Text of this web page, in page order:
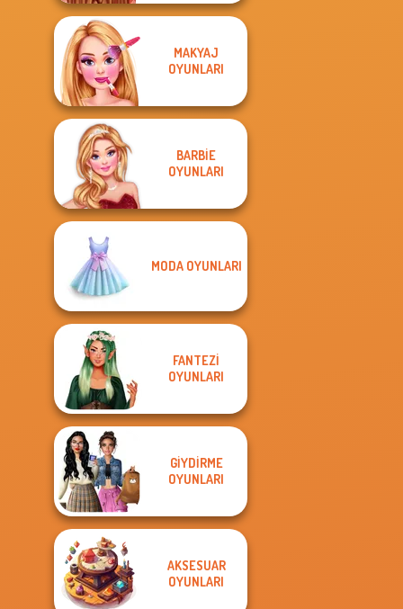
MAKYAJ
OYUNLARI
BARBIE
OYUNLARI
MODA OYUNLARI
FANTEZI
OYUNLARI
GIYDIRME
OYUNLARI
AKSESUAR
OYUNLARI